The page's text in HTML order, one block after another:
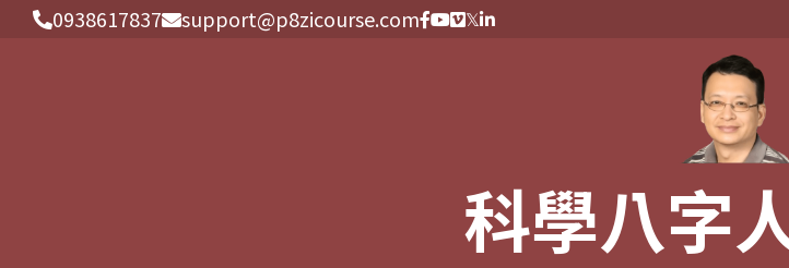
0938617837 support@p8zicourse.com
科學八字
0938617837 support@p8zicourse.com
科學八字